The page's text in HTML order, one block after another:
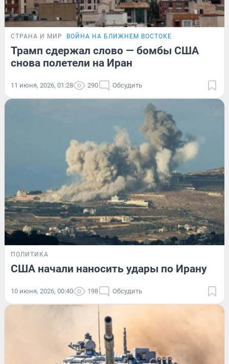
СТРАНА И МИР ВОЙНА НА БЛИЖНЕМ ВОСТОКЕ
Трамп сдержал слово — бомбы США
снова полетели на Иран
11 июня, 2026, 01:28 290 Обсудить
ПОЛИТИКА
США начали наносить удары по Ирану
10 июня, 2026, 00:40 198 Обсудить